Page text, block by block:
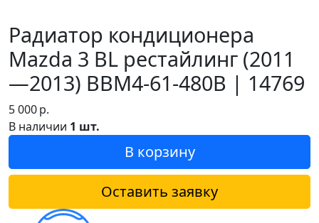
Радиатор кондиционера
Mazda 3 BL рестайлинг (2011
—2013) BBM4-61-480B | 14769
5 000р.
В наличии 1 шт.
В корзину
Оставить заявку